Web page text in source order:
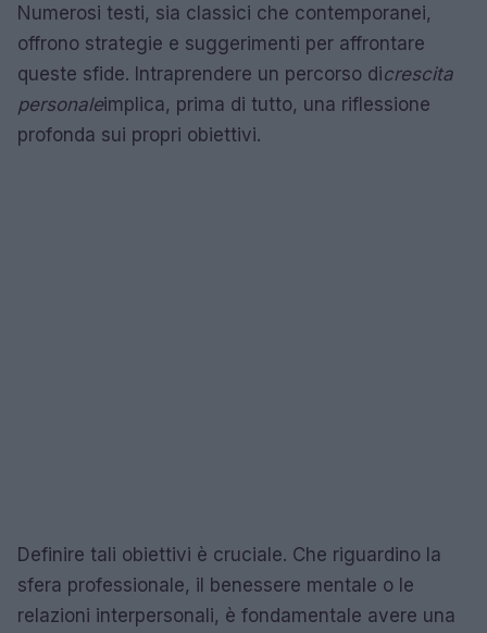
Numerosi testi, sia classici che contemporanei,
offrono strategie e suggerimenti per affrontare
queste sfide. Intraprendere un percorso dicrescita
personaleimplica, prima di tutto, una riflessione
profonda sui propri obiettivi.
Definire tali obiettivi è cruciale. Che riguardino la
sfera professionale, il benessere mentale o le
relazioni interpersonali, è fondamentale avere una